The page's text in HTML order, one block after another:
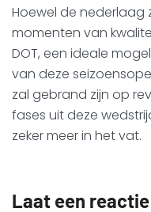
Hoewel de nederlaag
momenten van
DOT, een ideale
van deze
zal gebrand zijn op
fases uit deze
zeker meer in het vat.
Laat een